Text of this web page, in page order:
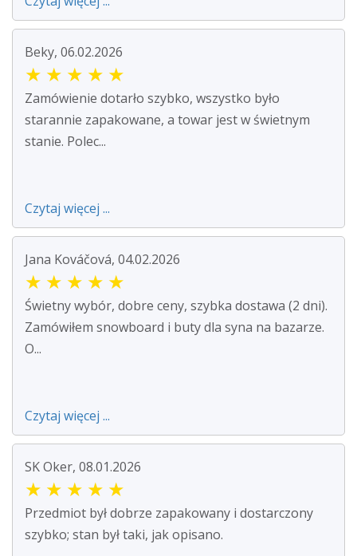
Beky, 06.02.2026
★ ★ ★ ★ ★
Zamówienie dotarło szybko, wszystko było
starannie zapakowane, a towar jest w świetnym
stanie. Polec...
Czytaj więcej ...
Jana Kováčová, 04.02.2026
★ ★ ★ ★ ★
Świetny wybór, dobre ceny, szybka dostawa (2 dni).
Zamówiłem snowboard i buty dla syna na bazarze.
O...
Czytaj więcej ...
SK Oker, 08.01.2026
★ ★ ★ ★ ★
Przedmiot był dobrze zapakowany i dostarczony
szybko; stan był taki, jak opisano.